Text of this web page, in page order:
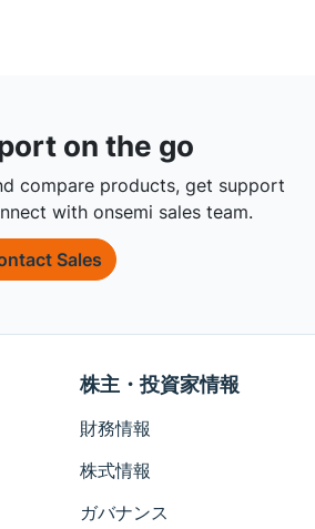
on the go
compare products, get support
with onsemi sales team.
Sales
株主・投資家情報
財務情報
株式情報
ガバナンス